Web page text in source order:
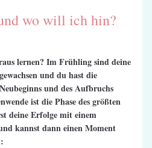
wo will ich hin?
lernen? Im Frühling sind deine
und du hast die
und des Aufbruchs
ist die Phase des größten
deine Erfolge mit einem
kannst dann einen Moment